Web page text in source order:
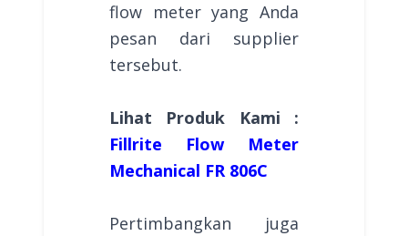
flow meter yang Anda
pesan dari supplier
tersebut.
Lihat Produk Kami :
Fillrite Flow Meter
Mechanical FR 806C
Pertimbangkan juga